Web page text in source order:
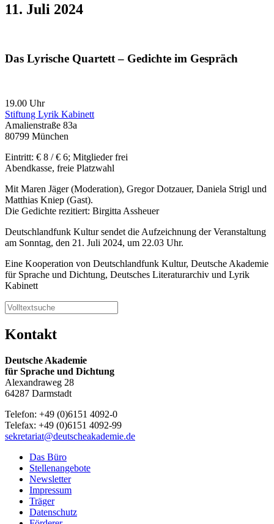
11. Juli 2024
Das Lyrische Quartett – Gedichte im Gespräch
19.00 Uhr
Stiftung Lyrik Kabinett
Amalienstraße 83a
80799 München
Eintritt: € 8 / € 6; Mitglieder frei
Abendkasse, freie Platzwahl
Mit Maren Jäger (Moderation), Gregor Dotzauer, Daniela Strigl und
Matthias Kniep (Gast).
Die Gedichte rezitiert: Birgitta Assheuer
Deutschlandfunk Kultur sendet die Aufzeichnung der Veranstaltung
am Sonntag, den 21. Juli 2024, um 22.03 Uhr.
Eine Kooperation von Deutschlandfunk Kultur, Deutsche Akademie
für Sprache und Dichtung, Deutsches Literaturarchiv und Lyrik
Kabinett
Kontakt
Deutsche Akademie
für Sprache und Dichtung
Alexandraweg 28
64287 Darmstadt
Telefon: +49 (0)6151 4092-0
Telefax: +49 (0)6151 4092-99
sekretariat@deutscheakademie.de
Das Büro
Stellenangebote
Newsletter
Impressum
Träger
Datenschutz